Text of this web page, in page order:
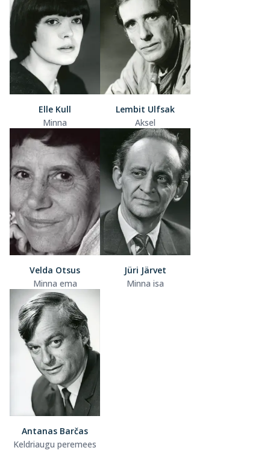
Elle Kull
Minna
Lembit Ulfsak
Aksel
Velda Otsus
Minna ema
Jüri Järvet
Minna isa
Antanas Barčas
Keldriaugu peremees